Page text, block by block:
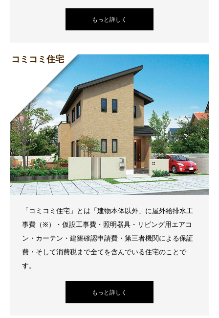
もっと詳しく
コミコミ住宅
「コミコミ住宅」とは「建物本体以外」に屋外給排水工
事費（※）・仮設工事費・照明器具・リビング用エアコ
ン・カーテン・建築確認申請費・第三者機関による保証
費・そして消費税まで全てを含んでいる住宅のことで
す。
もっと詳しく